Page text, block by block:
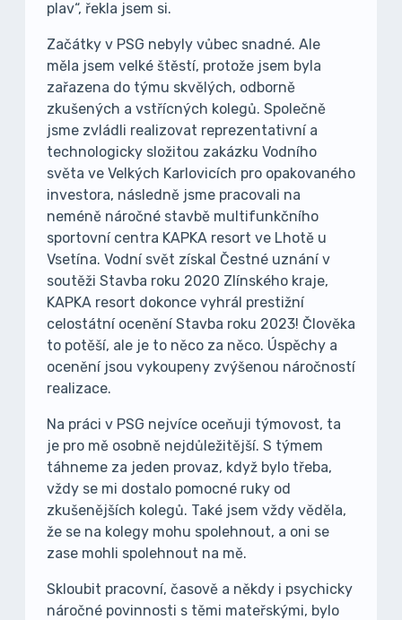
plav“, řekla jsem si.
Začátky v PSG nebyly vůbec snadné. Ale
měla jsem velké štěstí, protože jsem byla
zařazena do týmu skvělých, odborně
zkušených a vstřícných kolegů. Společně
jsme zvládli realizovat reprezentativní a
technologicky složitou zakázku Vodního
světa ve Velkých Karlovicích pro opakovaného
investora, následně jsme pracovali na
neméně náročné stavbě multifunkčního
sportovní centra KAPKA resort ve Lhotě u
Vsetína. Vodní svět získal Čestné uznání v
soutěži Stavba roku 2020 Zlínského kraje,
KAPKA resort dokonce vyhrál prestižní
celostátní ocenění Stavba roku 2023! Člověka
to potěší, ale je to něco za něco. Úspěchy a
ocenění jsou vykoupeny zvýšenou náročností
realizace.
Na práci v PSG nejvíce oceňuji týmovost, ta
je pro mě osobně nejdůležitější. S týmem
táhneme za jeden provaz, když bylo třeba,
vždy se mi dostalo pomocné ruky od
zkušenějších kolegů. Také jsem vždy věděla,
že se na kolegy mohu spolehnout, a oni se
zase mohli spolehnout na mě.
Skloubit pracovní, časově a někdy i psychicky
náročné povinnosti s těmi mateřskými, bylo